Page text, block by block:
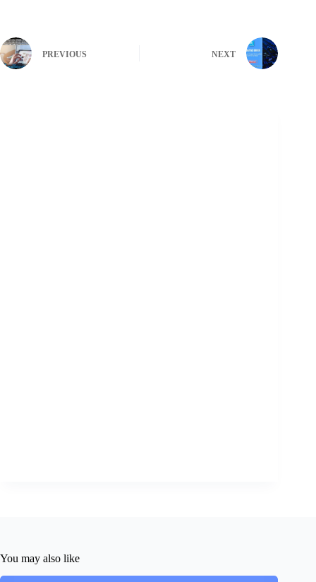
PREVIOUS NEXT
You may also like